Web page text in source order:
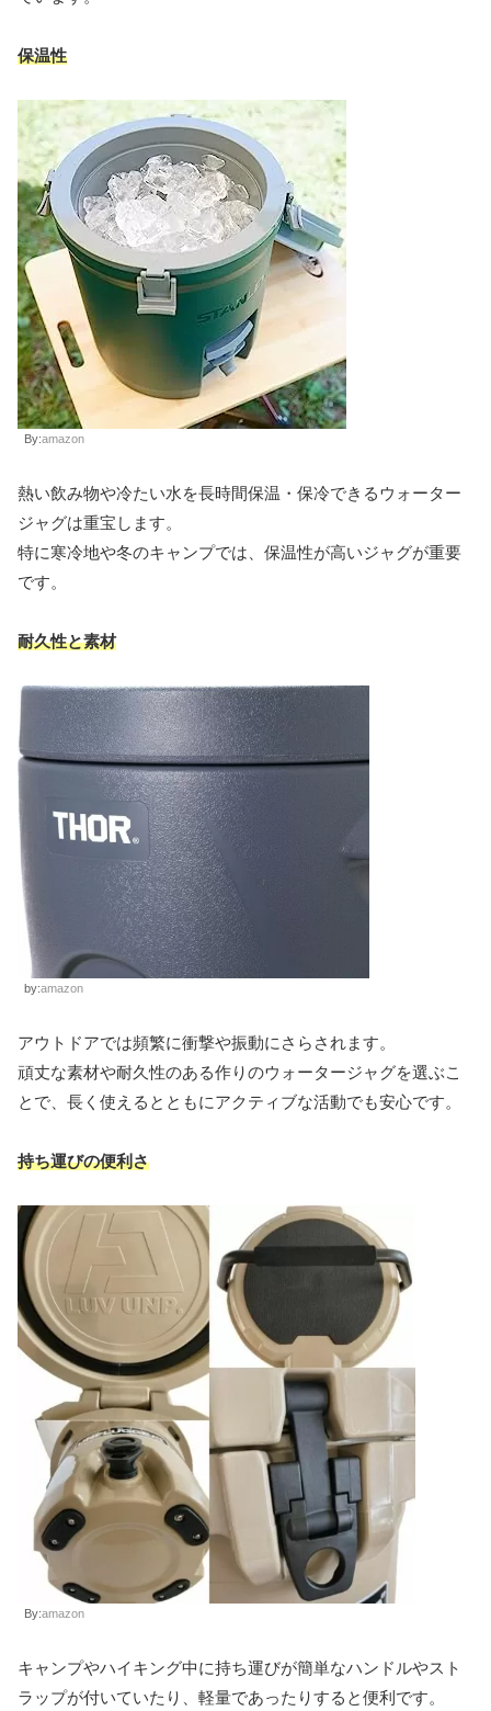
保温性
By:amazon
熱い飲み物や冷たい水を長時間保温・保冷できるウォーター
ジャグは重宝します。
特に寒冷地や冬のキャンプでは、保温性が高いジャグが重要
です。
耐久性と素材
by:amazon
アウトドアでは頻繁に衝撃や振動にさらされます。
頑丈な素材や耐久性のある作りのウォータージャグを選ぶこ
とで、長く使えるとともにアクティブな活動でも安心です。
持ち運びの便利さ
By:amazon
キャンプやハイキング中に持ち運びが簡単なハンドルやスト
ラップが付いていたり、軽量であったりすると便利です。